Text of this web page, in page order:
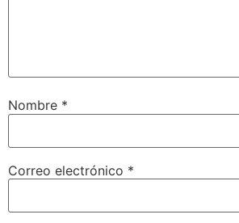
Nombre *
Correo electrónico *